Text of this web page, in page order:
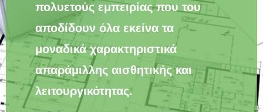
πολυετούς εμπειρίας που του
αποδίδουν όλα εκείνα τα
μοναδικά χαρακτηριστικά
απαράμιλλης αισθητικής και
λειτουργικότητας.